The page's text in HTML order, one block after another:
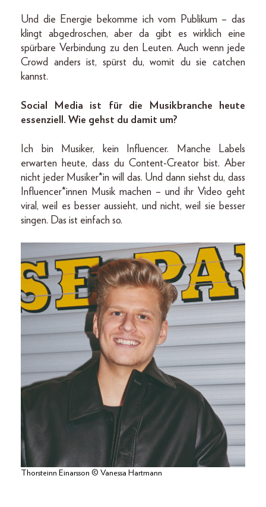
Und die Energie bekomme ich vom Publikum – das
klingt abgedroschen, aber da gibt es wirklich eine
spürbare Verbindung zu den Leuten. Auch wenn jede
Crowd anders ist, spürst du, womit du sie catchen
kannst.
Social Media ist für die Musikbranche heute
essenziell. Wie gehst du damit um?
Ich bin Musiker, kein Influencer. Manche Labels
erwarten heute, dass du Content-Creator bist. Aber
nicht jeder Musiker*in will das. Und dann siehst du, dass
Influencer*innen Musik machen – und ihr Video geht
viral, weil es besser aussieht, und nicht, weil sie besser
singen. Das ist einfach so.
Thorsteinn Einarsson © Vanessa Hartmann